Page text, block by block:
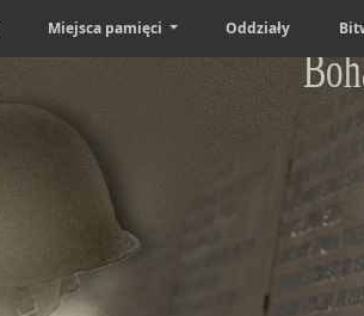
Miejsca pamięci Oddziały